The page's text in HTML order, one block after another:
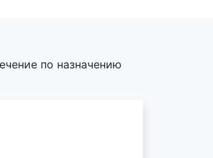
по назначению